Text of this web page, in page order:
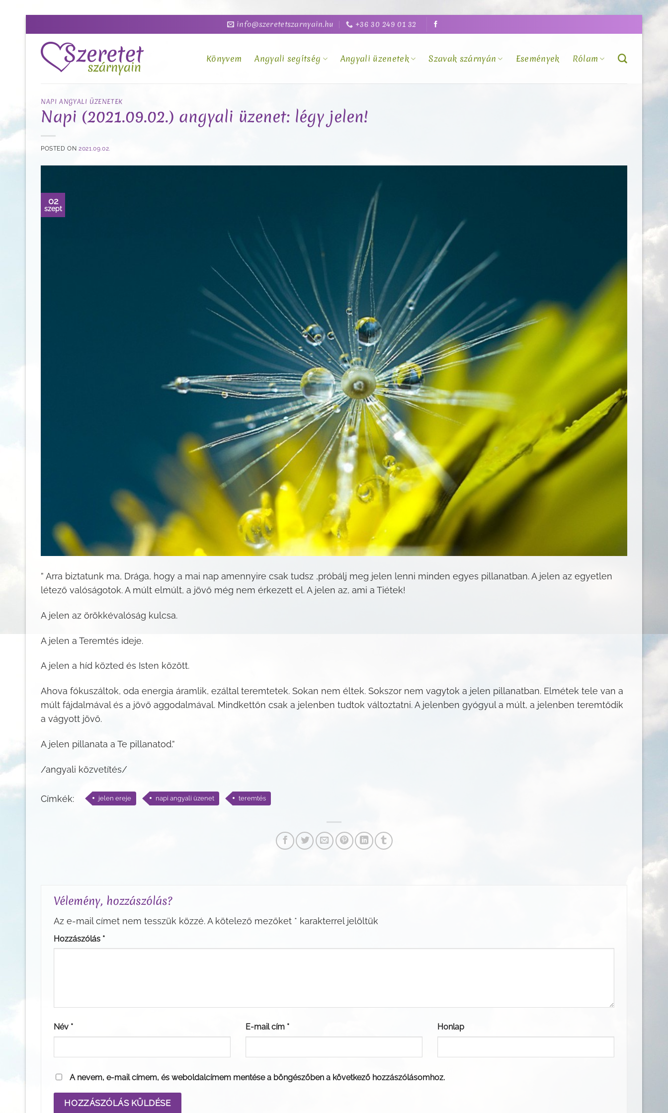
to
content
info@szeretetszarnyain.hu +36 30 249 01 32
Könyvem Angyali segítség Angyali üzenetek Szavak szárnyán Események Rólam
NAPI ANGYALI ÜZENETEK
Napi (2021.09.02.) angyali üzenet: légy jelen!
POSTED ON2021.09.02.
02
szept
” Arra biztatunk ma, Drága, hogy a mai nap amennyire csak tudsz ,próbálj meg jelen lenni minden egyes pillanatban. A jelen az egyetlen
létező valóságotok. A múlt elmúlt, a jövő még nem érkezett el. A jelen az, ami a Tiétek!
A jelen az örökkévalóság kulcsa.
A jelen a Teremtés ideje.
A jelen a híd közted és Isten között.
Ahova fókuszáltok, oda energia áramlik, ezáltal teremtetek. Sokan nem éltek. Sokszor nem vagytok a jelen pillanatban. Elmétek tele van a
múlt fájdalmával és a jövő aggodalmával. Mindkettőn csak a jelenben tudtok változtatni. A jelenben gyógyul a múlt, a jelenben teremtődik
a vágyott jövő.
A jelen pillanata a Te pillanatod.”
/angyali közvetítés/
Címkék: jelen ereje napi angyali üzenet teremtés
Vélemény, hozzászólás?
Az e-mail címet nem tesszük közzé.A kötelező mezőket * karakterrel jelöltük
Hozzászólás *
Név * E-mail cím * Honlap
A nevem, e-mail címem, és weboldalcímem mentése a böngészőben a következő hozzászólásomhoz.